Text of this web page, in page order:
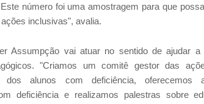
número foi uma amostragem para que
inclusivas", avalia.
Assumpção vai atuar no sentido de ajudar
"Criamos um comitê gestor das
dos alunos com deficiência, oferecemos
deficiência e realizamos palestras sobre